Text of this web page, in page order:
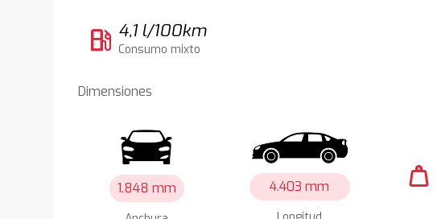
local_gas_station 4,1 l/100km
Consumo mixto
Dimensiones
1.848 mm 4.403 mm weight